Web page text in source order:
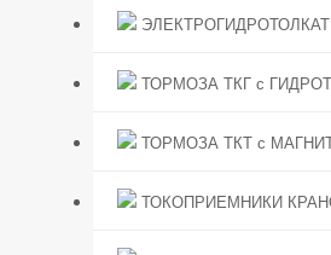
ТОРМОЗА ТКГ с
ТОРМОЗА ТКТ с
ТОКОПРИЕМНИКИ